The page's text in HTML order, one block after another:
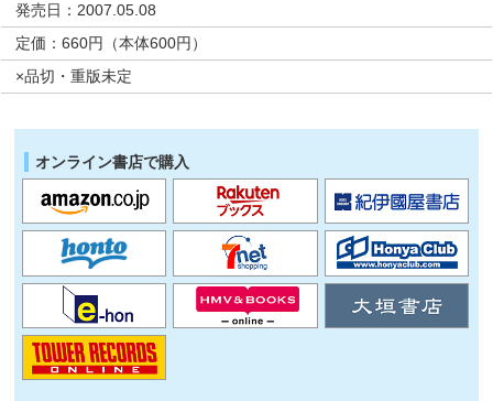
発売日：2007.05.08
定価：660円（本体600円）
×品切・重版未定
オンライン書店で購入